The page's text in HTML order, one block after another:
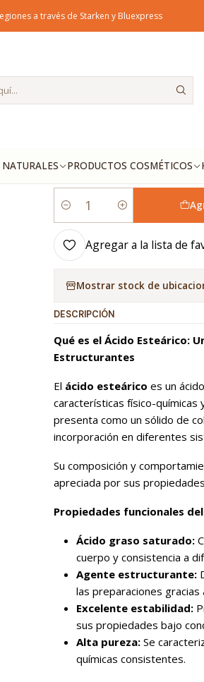
PRODUCTOS COSMÉTICOS
a través de Starken y Bluexpress
y Ceras Ácido Esteárico (Triple
Ácido
polvo)
Cantidad
Agregar a la lista de
Mostrar stock de
DESCRIPCIÓN
Qué es el Ácido Esteárico:
Estructurantes
El ácido esteárico es un
características físico-químicas
presenta como un sólido de
incorporación en diferentes
Su composición y
apreciada por sus
Propiedades funcionales
Ácido graso saturado:
cuerpo y consistencia a
Agente estructurante:
las preparaciones
Excelente estabilidad:
sus propiedades bajo
Alta pureza: Se
químicas consistentes.